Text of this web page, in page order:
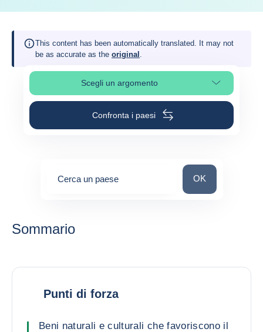
This content has been automatically translated. It may not
be as accurate as the original .
Scegli un argomento
Seleziona una sezione
Confronta i paesi
Cerca un paese Cerca un paese
OK
Sommario
Punti di forza
Beni naturali e culturali che favoriscono il